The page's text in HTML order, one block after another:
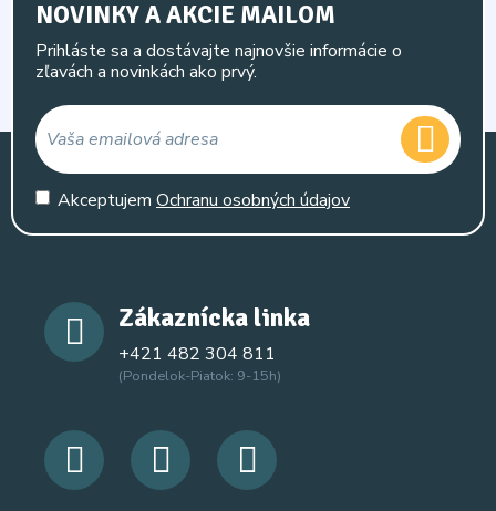
NOVINKY A AKCIE MAILOM
Prihláste sa a dostávajte najnovšie informácie o
zľavách a novinkách ako prvý.
Akceptujem Ochranu osobných údajov
Zákaznícka linka
+421 482 304 811
(Pondelok-Piatok: 9-15h)